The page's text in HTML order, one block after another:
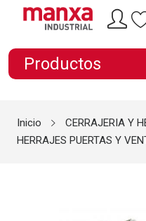
Productos
Inicio
CERRAJERIA Y
HERRAJES PUERTAS Y